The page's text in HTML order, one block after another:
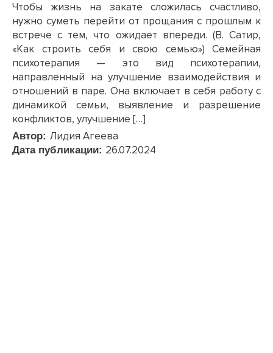
Чтобы жизнь на закате сложилась счастливо,
нужно суметь перейти от прощания с прошлым к
встрече с тем, что ожидает впереди. (В. Сатир,
«Как строить себя и свою семью») Семейная
психотерапия — это вид психотерапии,
направленный на улучшение взаимодействия и
отношений в паре. Она включает в себя работу с
динамикой семьи, выявление и разрешение
конфликтов, улучшение […]
Автор: Лидия Агеева
Дата публикации: 26.07.2024